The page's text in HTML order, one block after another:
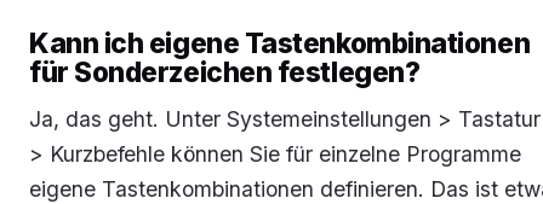
Kann ich eigene Tastenkombinationen
für Sonderzeichen festlegen?
Ja, das geht. Unter Systemeinstellungen > Tastatur
> Kurzbefehle können Sie für einzelne Programme
eigene Tastenkombinationen definieren. Das ist